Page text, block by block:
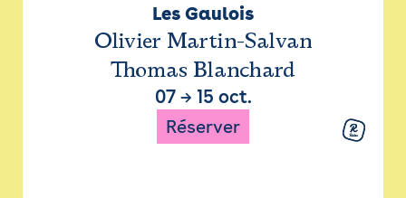
Les Gaulois
Olivier Martin-Salvan
Thomas Blanchard
07→ 15 oct.
Réserver